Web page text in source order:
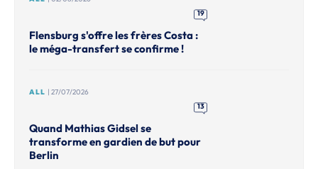
19
Flensburg s'offre les frères Costa :
le méga-transfert se confirme !
ALL | 27/07/2026
13
Quand Mathias Gidsel se
transforme en gardien de but pour
Berlin